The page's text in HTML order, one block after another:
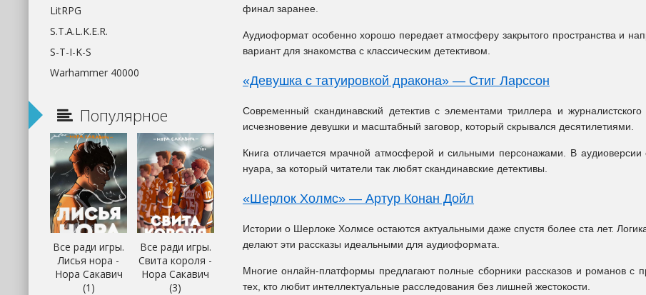
финал заранее.
Аудиоформат особенно хорошо передает атмосферу закрытого пространства и
вариант для знакомства с классическим детективом.
«Девушка с татуировкой дракона» — Стиг Ларссон
Современный скандинавский детектив с элементами триллера и
исчезновение девушки и масштабный заговор, который скрывался десятилетиями.
Книга отличается мрачной атмосферой и сильными персонажами. В
нуара, за который читатели так любят скандинавские детективы.
«Шерлок Холмс» — Артур Конан Дойл
Истории о Шерлоке Холмсе остаются актуальными даже спустя более ста лет.
делают эти рассказы идеальными для аудиоформата.
Многие онлайн-платформы предлагают полные сборники рассказов и романов с
тех, кто любит интеллектуальные расследования без лишней жестокости.
LitRPG
S.T.A.L.K.E.R.
S-T-I-K-S
Warhammer 40000
Популярное
Все ради игры.
Лисья нора -
Нора Сакавич
(1)
Все ради игры.
Свита короля -
Нора Сакавич
(3)